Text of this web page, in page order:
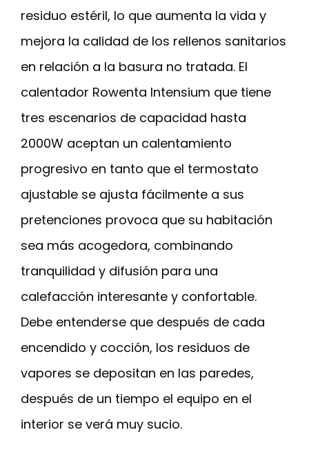
residuo estéril, lo que aumenta la vida y
mejora la calidad de los rellenos sanitarios
en relación a la basura no tratada. El
calentador Rowenta Intensium que tiene
tres escenarios de capacidad hasta
2000W aceptan un calentamiento
progresivo en tanto que el termostato
ajustable se ajusta fácilmente a sus
pretenciones provoca que su habitación
sea más acogedora, combinando
tranquilidad y difusión para una
calefacción interesante y confortable.
Debe entenderse que después de cada
encendido y cocción, los residuos de
vapores se depositan en las paredes,
después de un tiempo el equipo en el
interior se verá muy sucio.